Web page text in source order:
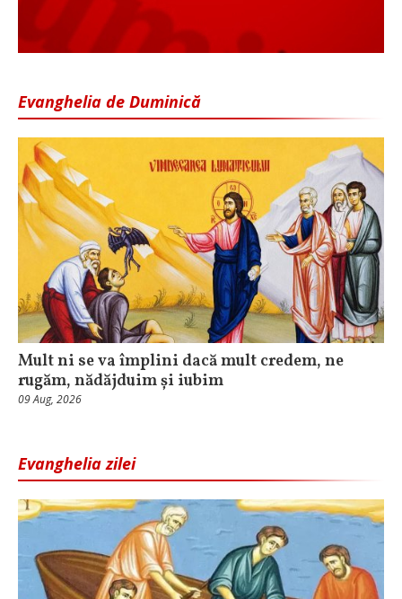
Evanghelia de Duminică
Mult ni se va împlini dacă mult credem, ne
rugăm, nădăjduim și iubim
09 Aug, 2026
Evanghelia zilei